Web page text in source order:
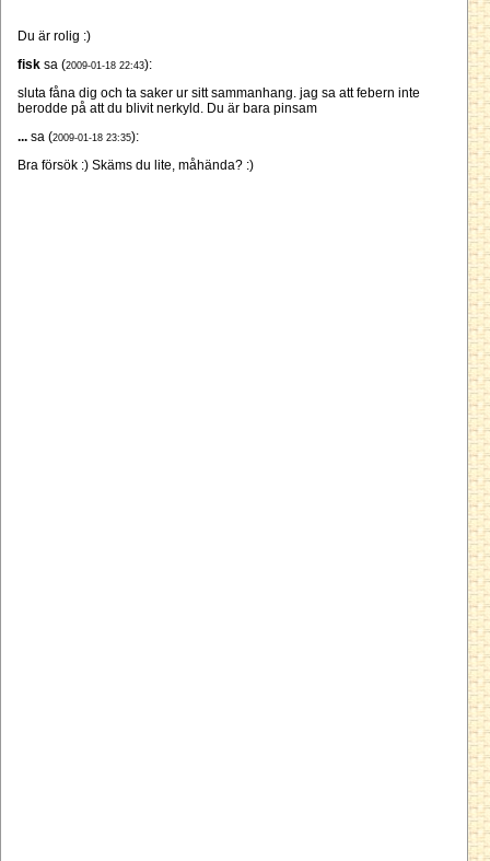
Du är rolig :)
fisk sa (2009-01-18 22:43):
sluta fåna dig och ta saker ur sitt sammanhang. jag sa att febern inte
berodde på att du blivit nerkyld. Du är bara pinsam
... sa (2009-01-18 23:35):
Bra försök :) Skäms du lite, måhända? :)